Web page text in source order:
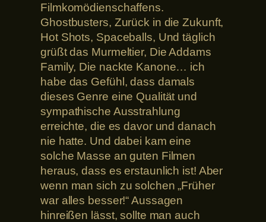
Filmkomödienschaffens.
Ghostbusters, Zurück in die Zukunft,
Hot Shots, Spaceballs, Und täglich
grüßt das Murmeltier, Die Addams
Family, Die nackte Kanone… ich
habe das Gefühl, dass damals
dieses Genre eine Qualität und
sympathische Ausstrahlung
erreichte, die es davor und danach
nie hatte. Und dabei kam eine
solche Masse an guten Filmen
heraus, dass es erstaunlich ist! Aber
wenn man sich zu solchen „Früher
war alles besser!“ Aussagen
hinreißen lässt, sollte man auch